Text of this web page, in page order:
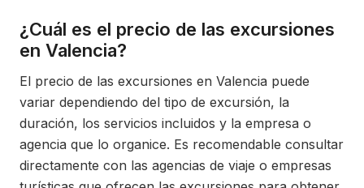
¿Cuál es el precio de las excursiones
en Valencia?
El precio de las excursiones en Valencia puede
variar dependiendo del tipo de excursión, la
duración, los servicios incluidos y la empresa o
agencia que lo organice. Es recomendable consultar
directamente con las agencias de viaje o empresas